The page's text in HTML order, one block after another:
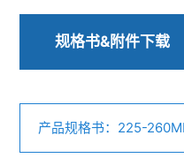
规格书&附件下载
产品规格书：225-